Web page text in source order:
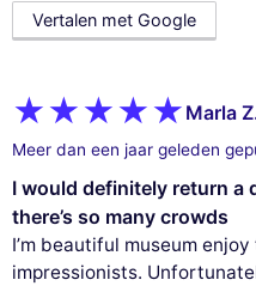
Vertalen met Google
Marla
Meer dan een jaar geleden
I would definitely return a
there’s so many crowds
I’m beautiful museum
impressionists.